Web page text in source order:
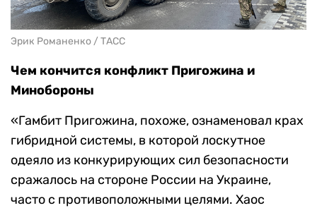
Эрик Романенко / ТАСС
Чем кончится конфликт Пригожина и
Минобороны
«Гамбит Пригожина, похоже, ознаменовал крах
гибридной системы, в которой лоскутное
одеяло из конкурирующих сил безопасности
сражалось на стороне России на Украине,
часто с противоположными целями. Хаос